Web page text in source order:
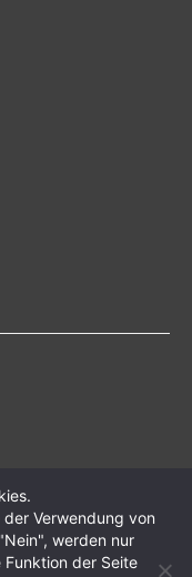
Verwendung von
werden nur
der Seite